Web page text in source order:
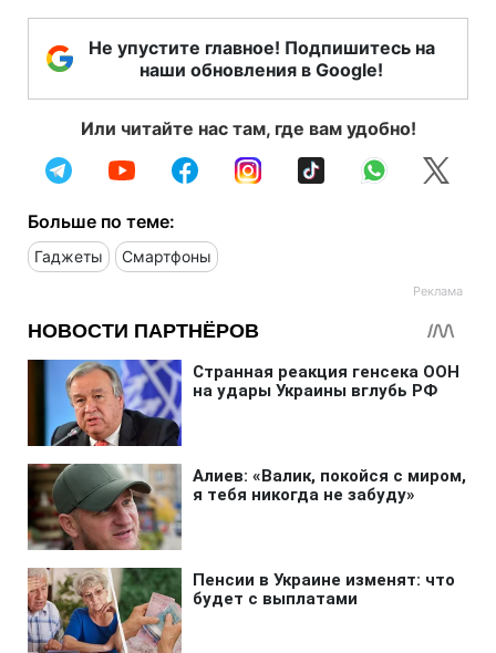
Не упустите главное! Подпишитесь на
наши обновления в Google!
Или читайте нас там, где вам удобно!
Больше по теме:
Гаджеты Смартфоны